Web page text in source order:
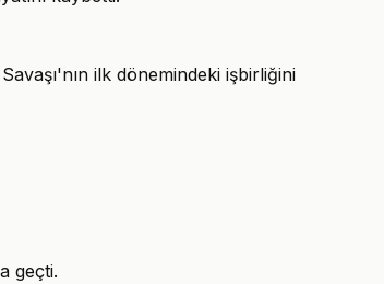
ilk dönemindeki işbirliğini
geçti.